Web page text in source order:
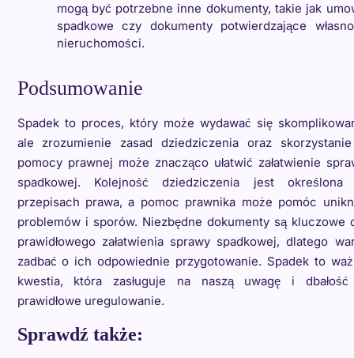
mogą być potrzebne inne dokumenty, takie jak
spadkowe czy dokumenty potwierdzające
nieruchomości.
Podsumowanie
Spadek to proces, który może wydawać się
ale zrozumienie zasad dziedziczenia oraz
pomocy prawnej może znacząco ułatwić załatwienie
spadkowej. Kolejność dziedziczenia jest określona
przepisach prawa, a pomoc prawnika może pomóc
problemów i sporów. Niezbędne dokumenty są kluczowe
prawidłowego załatwienia sprawy spadkowej, dlatego
zadbać o ich odpowiednie przygotowanie. Spadek to
kwestia, która zasługuje na naszą uwagę i
prawidłowe uregulowanie.
Sprawdź także: